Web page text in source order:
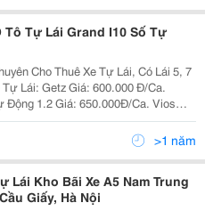
Tô Tự Lái Grand I10 Số Tự
Cho Thuê Xe Tự Lái, Có Lái 5, 7
1.2 Giá: 650.000Đ/Ca. Vios
E 2010 Giá: 800.000
Giá:
>1 năm
Lái Kho Bãi Xe A5 Nam Trung
Giấy, Hà Nội